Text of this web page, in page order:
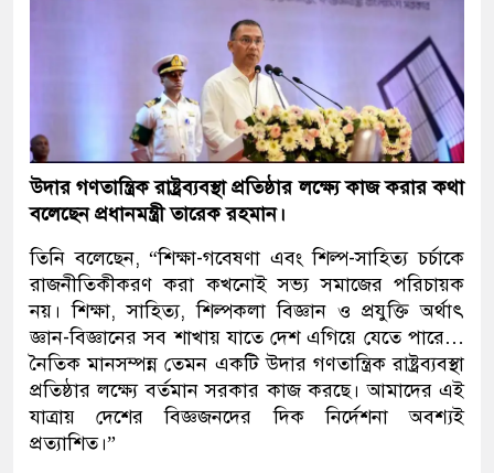
উদার গণতান্ত্রিক রাষ্ট্রব্যবস্থা প্রতিষ্ঠার লক্ষ্যে কাজ করার কথা
বলেছেন প্রধানমন্ত্রী তারেক রহমান।
তিনি বলেছেন, “শিক্ষা-গবেষণা এবং শিল্প-সাহিত্য চর্চাকে
রাজনীতিকীকরণ করা কখনোই সভ্য সমাজের পরিচায়ক
নয়। শিক্ষা, সাহিত্য, শিল্পকলা বিজ্ঞান ও প্রযুক্তি অর্থাৎ
জ্ঞান-বিজ্ঞানের সব শাখায় যাতে দেশ এগিয়ে যেতে পারে…
নৈতিক মানসম্পন্ন তেমন একটি উদার গণতান্ত্রিক রাষ্ট্রব্যবস্থা
প্রতিষ্ঠার লক্ষ্যে বর্তমান সরকার কাজ করছে। আমাদের এই
যাত্রায় দেশের বিজ্ঞজনদের দিক নির্দেশনা অবশ্যই
প্রত্যাশিত।”